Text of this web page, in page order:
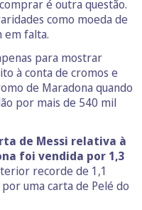
é outra questão.
como moeda de
em falta.
para mostrar
à conta de cromos e
de Maradona quando
por mais de 540 mil
de Messi relativa à
foi vendida por 1,3
recorde de 1,1
uma carta de Pelé do